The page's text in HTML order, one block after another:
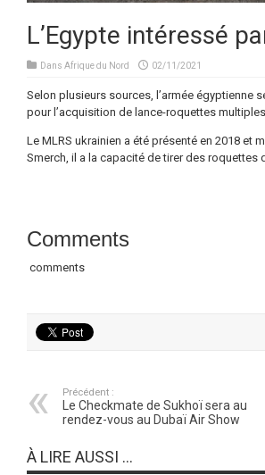
L’Egypte intéressé
Dans Afrique du Nord 02/11/2021
Selon plusieurs sources, l’armée égyptienne
pour l’acquisition de lance-roquettes
Le MLRS ukrainien a été présenté en 2018 et
Smerch, il a la capacité de tirer des roquettes
Comments
comments
Précédent :
Le Checkmate de Sukhoï sera au
rendez-vous au Dubaï Air Show
À LIRE AUSSI ...